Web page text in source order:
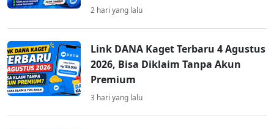
2 hari yang lalu
Link DANA Kaget Terbaru 4 Agustus
2026, Bisa Diklaim Tanpa Akun
Premium
3 hari yang lalu